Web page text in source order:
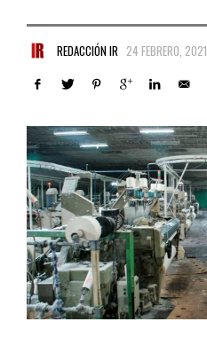
REDACCIÓN IR 24 FEBRERO, 2021